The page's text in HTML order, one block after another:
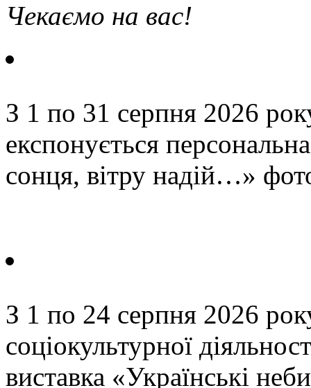
Чекаємо на вас!
З 1 по 31 серпня 2026
експонується
сонця, вітру надій…»
З 1 по 24 серпня 2026
соціокультурної
виставка «Українські